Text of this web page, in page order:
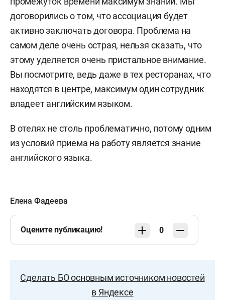
договорились о том, что ассоциация будет
активно заключать договора. Проблема на
самом деле очень острая, нельзя сказать, что
этому уделяется очень пристальное внимание.
Вы посмотрите, ведь даже в тех ресторанах, что
находятся в центре, максимум один сотрудник
владеет английским языком.
В отелях не столь проблематично, потому одним
из условий приема на работу является знание
английского языка.
Елена Фадеева
Оцените публикацию! 0
Сделать БО основным источником новостей
в Яндексе